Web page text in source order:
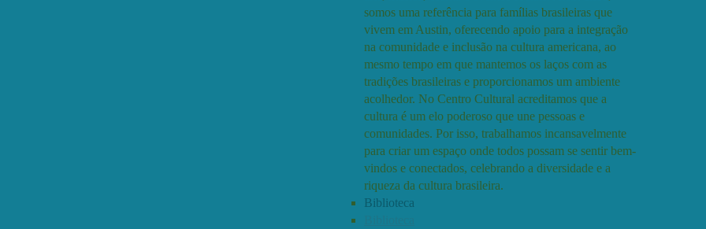
somos uma referência para famílias brasileiras que
vivem em Austin, oferecendo apoio para a integração
na comunidade e inclusão na cultura americana, ao
mesmo tempo em que mantemos os laços com as
tradições brasileiras e proporcionamos um ambiente
acolhedor. No Centro Cultural acreditamos que a
cultura é um elo poderoso que une pessoas e
comunidades. Por isso, trabalhamos incansavelmente
para criar um espaço onde todos possam se sentir bem-
vindos e conectados, celebrando a diversidade e a
riqueza da cultura brasileira.
Biblioteca